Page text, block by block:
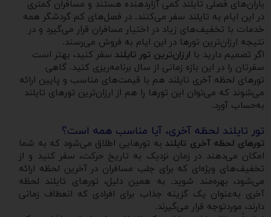
باران‌های فصلی تایلند کمی آزاردهنده هستند و مسافران کمتری
در این ایام به تایلند سفر می‌کنند. در فصل‌های کم گردشگر همه
خدمات با تخفیف‌های زیاد در اختیار مسافران قرار می‌گیرد و در
نتیجه ارزان‌ترین تورها در این ایام به فروش می‌رسند.
اگر تصمیم دارید با ارزان‌ترین تور تایلند سفر کنید، بهتر است
سفرتان را در این بازه زمانی از سال برنامه‌ریزی کنید. گاهی
تورهای لحظه آخری تایلند هم با قیمت‌های مناسب و پایین ارائه
می‌شوند که می‌توان این تورها را هم از ارزان‌ترین تورهای تایلند
به‌حساب آورد.
تور تایلند لحظه آخری، آیا مناسب همه است؟
تورهای لحظه آخری تایلند به تورهایی اطلاق می‌شود که به شما
امکان می‌دهند در زمان نزدیک به تاریخ حرکت، سفر کنید و از
تخفیف‌های ویژه‌ای که برای جلب مسافران در آخرین لحظه ارائه
می‌شود، بهره‌مند شوید. به همین دلیل، تورهای تایلند لحظه
آخری به‌عنوان یک گزینه جذاب برای افرادی که انعطاف زمانی
دارند، موردتوجه قرار می‌گیرند.